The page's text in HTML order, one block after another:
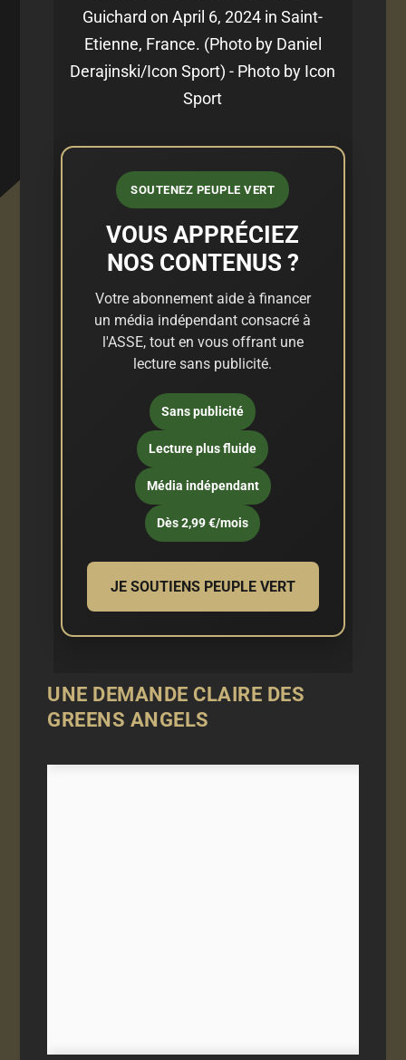
Guichard on April 6, 2024 in Saint-
Etienne, France. (Photo by Daniel
Derajinski/Icon Sport) - Photo by Icon
Sport
SOUTENEZ PEUPLE VERT
VOUS APPRÉCIEZ
NOS CONTENUS ?
Votre abonnement aide à financer
un média indépendant consacré à
l'ASSE, tout en vous offrant une
lecture sans publicité.
Sans publicité
Lecture plus fluide
Média indépendant
Dès 2,99 €/mois
JE SOUTIENS PEUPLE VERT
UNE DEMANDE CLAIRE DES
GREENS ANGELS